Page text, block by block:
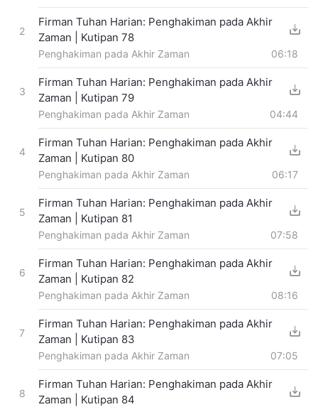
2
Firman Tuhan Harian: Penghakiman pada Akhir
Zaman | Kutipan 78
Penghakiman pada Akhir Zaman 06:18
3
Firman Tuhan Harian: Penghakiman pada Akhir
Zaman | Kutipan 79
Penghakiman pada Akhir Zaman 04:44
4
Firman Tuhan Harian: Penghakiman pada Akhir
Zaman | Kutipan 80
Penghakiman pada Akhir Zaman 06:17
5
Firman Tuhan Harian: Penghakiman pada Akhir
Zaman | Kutipan 81
Penghakiman pada Akhir Zaman 07:58
6
Firman Tuhan Harian: Penghakiman pada Akhir
Zaman | Kutipan 82
Penghakiman pada Akhir Zaman 08:16
7
Firman Tuhan Harian: Penghakiman pada Akhir
Zaman | Kutipan 83
Penghakiman pada Akhir Zaman 07:05
8
Firman Tuhan Harian: Penghakiman pada Akhir
Zaman | Kutipan 84